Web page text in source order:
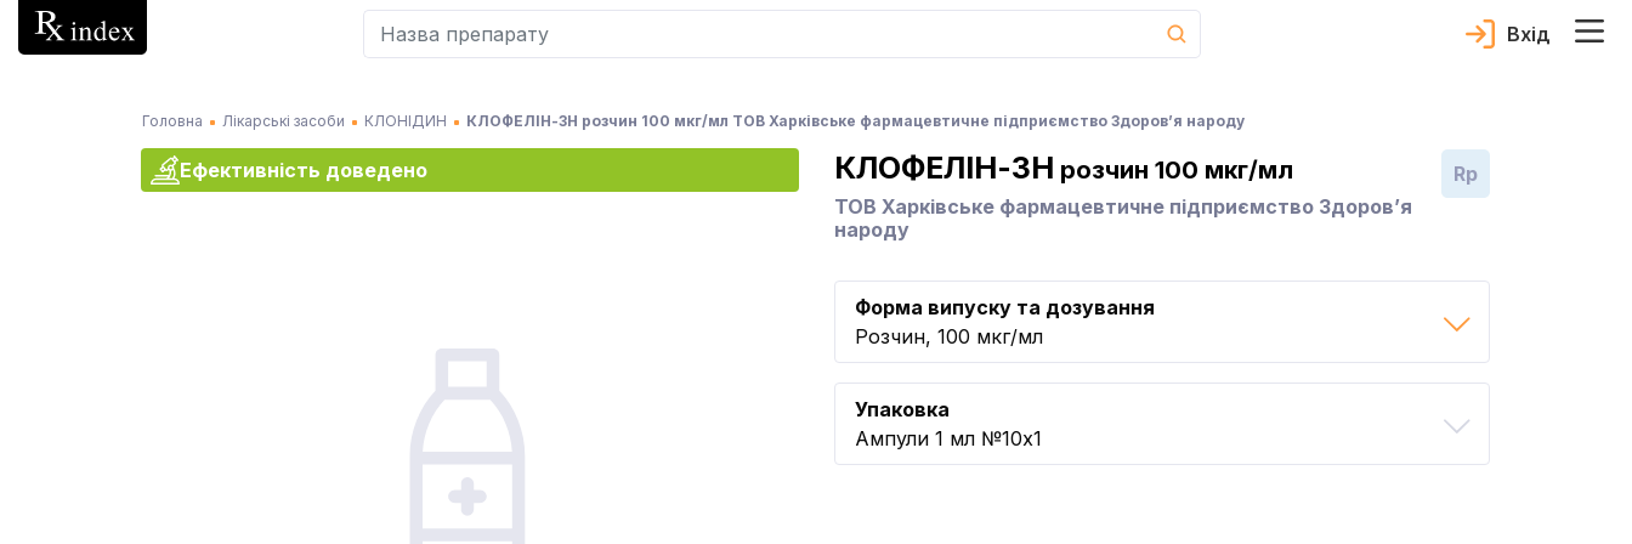
Вхід
Головна Лікарські засоби КЛОНІДИН КЛОФЕЛІН-ЗН розчин 100 мкг/мл ТОВ Харківське фармацевтичне підприємство Здоров’я народу
Ефективність доведено КЛОФЕЛІН-ЗН розчин 100 мкг/мл
ТОВ Харківське фармацевтичне підприємство Здоров’я
народу
Rp
Форма випуску та дозування
Розчин, 100 мкг/мл
Упаковка
Ампули 1 мл №10x1